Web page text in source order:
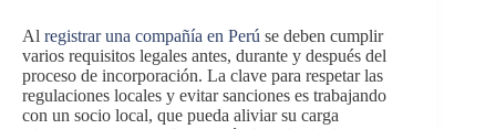
Al registrar una compañía en Perú se deben cumplir
varios requisitos legales antes, durante y después del
proceso de incorporación. La clave para respetar las
regulaciones locales y evitar sanciones es trabajando
con un socio local, que pueda aliviar su carga